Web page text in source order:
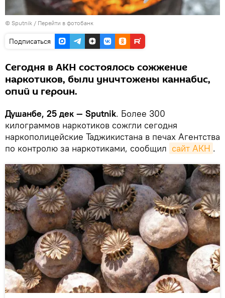
© Sputnik / Перейти в фотобанк
Подписаться
Сегодня в АКН состоялось сожжение
наркотиков, были уничтожены каннабис,
опий и героин.
Душанбе, 25 дек — Sputnik. Более 300
килограммов наркотиков сожгли сегодня
наркополицейские Таджикистана в печах Агентства
по контролю за наркотиками, сообщил сайт АКН .